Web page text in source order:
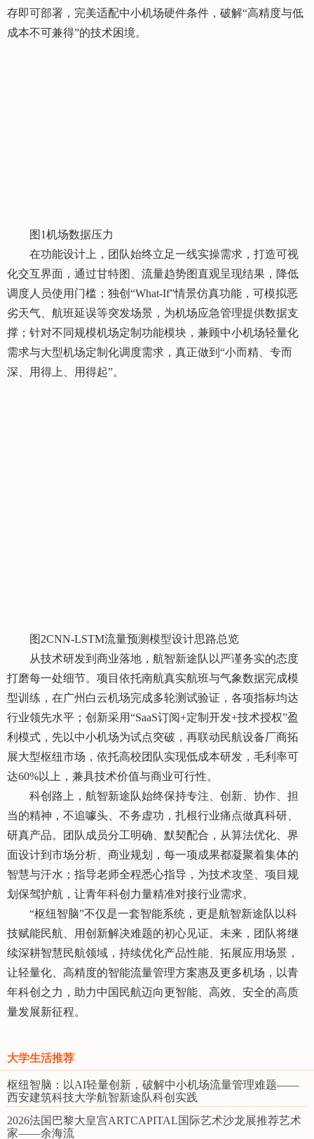
存即可部署，完美适配中小机场硬件条件，破解“高精度与低
成本不可兼得”的技术困境。
图1机场数据压力
在功能设计上，团队始终立足一线实操需求，打造可视
化交互界面，通过甘特图、流量趋势图直观呈现结果，降低
调度人员使用门槛；独创“What-If”情景仿真功能，可模拟恶
劣天气、航班延误等突发场景，为机场应急管理提供数据支
撑；针对不同规模机场定制功能模块，兼顾中小机场轻量化
需求与大型机场定制化调度需求，真正做到“小而精、专而
深、用得上、用得起”。
图2CNN-LSTM流量预测模型设计思路总览
从技术研发到商业落地，航智新途队以严谨务实的态度
打磨每一处细节。项目依托南航真实航班与气象数据完成模
型训练，在广州白云机场完成多轮测试验证，各项指标均达
行业领先水平；创新采用“SaaS订阅+定制开发+技术授权”盈
利模式，先以中小机场为试点突破，再联动民航设备厂商拓
展大型枢纽市场，依托高校团队实现低成本研发，毛利率可
达60%以上，兼具技术价值与商业可行性。
科创路上，航智新途队始终保持专注、创新、协作、担
当的精神，不追噱头、不务虚功，扎根行业痛点做真科研、
研真产品。团队成员分工明确、默契配合，从算法优化、界
面设计到市场分析、商业规划，每一项成果都凝聚着集体的
智慧与汗水；指导老师全程悉心指导，为技术攻坚、项目规
划保驾护航，让青年科创力量精准对接行业需求。
“枢纽智脑”不仅是一套智能系统，更是航智新途队以科
技赋能民航、用创新解决难题的初心见证。未来，团队将继
续深耕智慧民航领域，持续优化产品性能、拓展应用场景，
让轻量化、高精度的智能流量管理方案惠及更多机场，以青
年科创之力，助力中国民航迈向更智能、高效、安全的高质
量发展新征程。
大学生活推荐
枢纽智脑：以AI轻量创新，破解中小机场流量管理难题——
西安建筑科技大学航智新途队科创实践
2026法国巴黎大皇宫ARTCAPITAL国际艺术沙龙展推荐艺术
家——余海流